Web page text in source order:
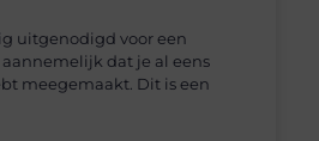
uitgenodigd voor een
dat je al eens
meegemaakt. Dit is een